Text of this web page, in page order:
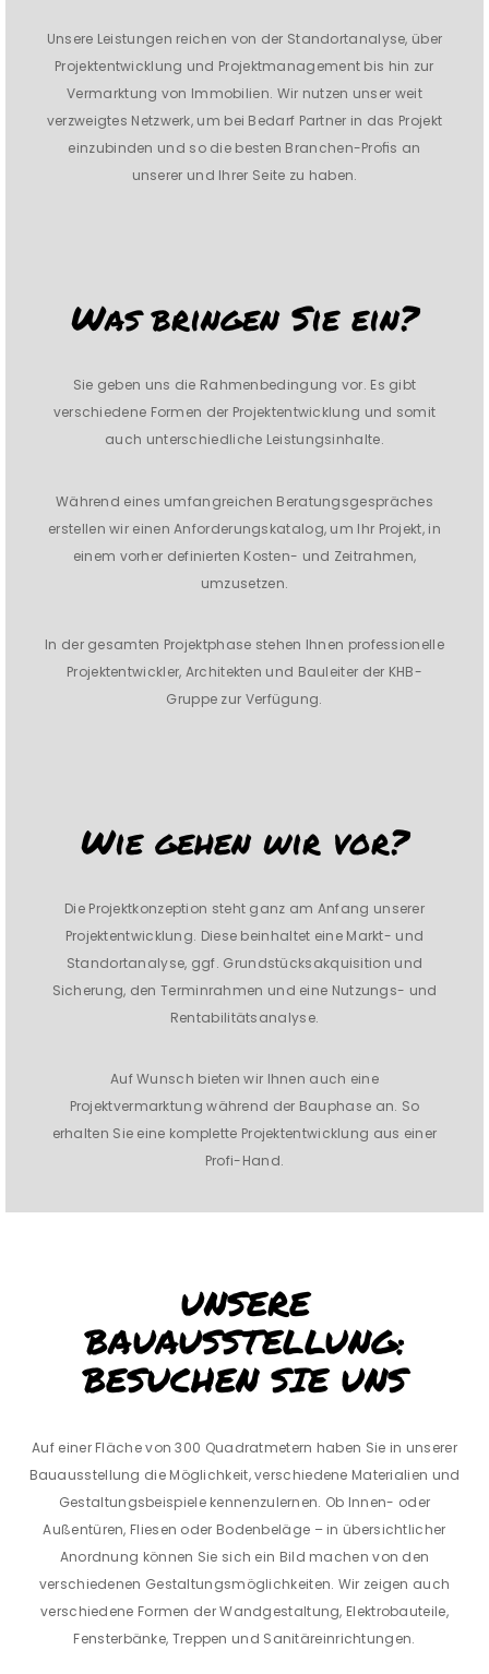
Unsere Leistungen reichen von der Standortanalyse, über
Projektentwicklung und Projektmanagement bis hin zur
Vermarktung von Immobilien. Wir nutzen unser weit
verzweigtes Netzwerk, um bei Bedarf Partner in das Projekt
einzubinden und so die besten Branchen-Proﬁs an
unserer und Ihrer Seite zu haben.
Was bringen Sie ein?
Sie geben uns die Rahmenbedingung vor. Es gibt
verschiedene Formen der Projektentwicklung und somit
auch unterschiedliche Leistungsinhalte.
Während eines umfangreichen Beratungsgespräches
erstellen wir einen Anforderungskatalog, um Ihr Projekt, in
einem vorher definierten Kosten- und Zeitrahmen,
umzusetzen.
In der gesamten Projektphase stehen Ihnen professionelle
Projektentwickler, Architekten und Bauleiter der KHB-
Gruppe zur Verfügung.
Wie gehen wir vor?
Die Projektkonzeption steht ganz am Anfang unserer
Projektentwicklung. Diese beinhaltet eine Markt- und
Standortanalyse, ggf. Grundstücksakquisition und
Sicherung, den Terminrahmen und eine Nutzungs- und
Rentabilitätsanalyse.
Auf Wunsch bieten wir Ihnen auch eine
Projektvermarktung während der Bauphase an. So
erhalten Sie eine komplette Projektentwicklung aus einer
Profi-Hand.
UNSERE
BAUAUSSTELLUNG:
BESUCHEN SIE UNS
Auf einer Fläche von 300 Quadratmetern haben Sie in unserer
Bauausstellung die Möglichkeit, verschiedene Materialien und
Gestaltungsbeispiele kennenzulernen. Ob Innen- oder
Außentüren, Fliesen oder Bodenbeläge – in übersichtlicher
Anordnung können Sie sich ein Bild machen von den
verschiedenen Gestaltungsmöglichkeiten. Wir zeigen auch
verschiedene Formen der Wandgestaltung, Elektrobauteile,
Fensterbänke, Treppen und Sanitäreinrichtungen.